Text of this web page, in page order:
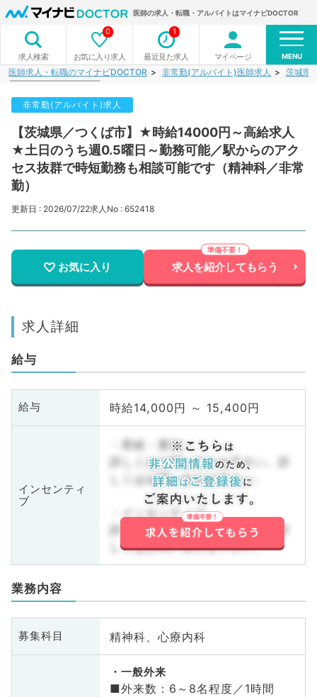
医師の求人・転職・アルバイトはマイナビDOCTOR
求人検索 お気に入り求人
0
最近見た求人
1
マイページ MENU
医師求人・転職のマイナビDOCTOR 非常勤(アルバイト)医師求人 茨城県
非常勤(アルバイト)求人
【茨城県／つくば市】★時給14000円～高給求人
★土日のうち週0.5曜日～勤務可能／駅からのアク
セス抜群で時短勤務も相談可能です（精神科／非常
勤）
更新日 : 2026/07/22求人No : 652418
お気に入り 求人を紹介してもらう
求人詳細
給与
給与 時給14,000円 ～ 15,400円
インセンティ
ブ
・昇給・賞与
詳しくはお問い合わせ下さい。詳
しくはお問い合わせ下さい。
・インセンティブ
詳しくはお問い合わせ下さい。詳
しくはお問い合わせ下さい。
業務内容
募集科目 精神科、心療内科
一般外来
■外来数：6～8名程度／1時間